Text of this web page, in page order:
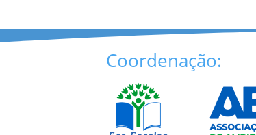
Coordenação: